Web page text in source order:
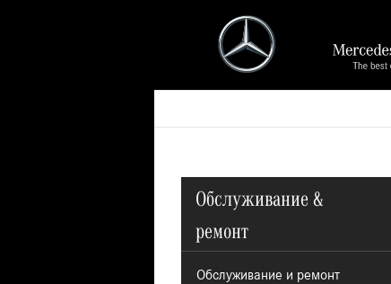
Обслуживание &
ремонт
Обслуживание и ремонт